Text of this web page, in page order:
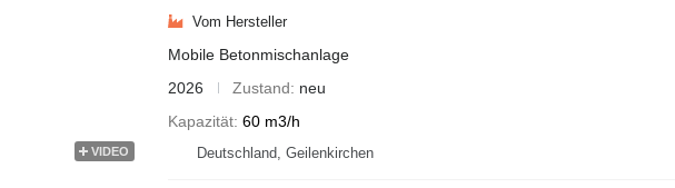
VIDEO
Vom Hersteller
Mobile Betonmischanlage
2026
Zustand
neu
Kapazität 60 m3/h
Deutschland, Geilenkirchen